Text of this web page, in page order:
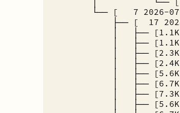
└── [ 7 2026-
├── [ 17 2025-
│ ├── [1.1K
│ ├── [1.1K
│ ├── [2.3K
│ ├── [2.4K
│ ├── [5.6K
│ ├── [6.7K
│ ├── [7.3K
│ ├── [5.6K